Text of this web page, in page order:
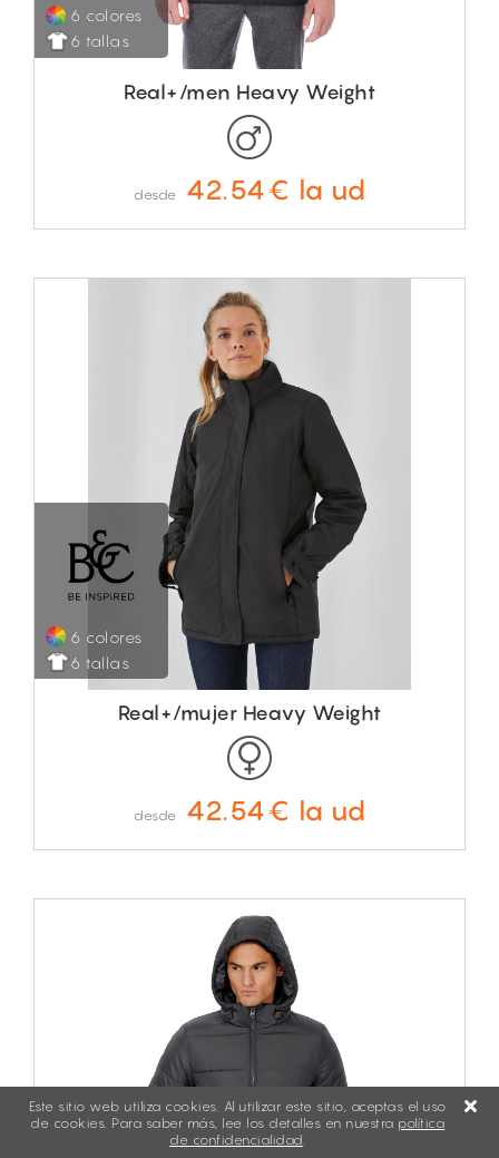
Este sitio web utiliza cookies. Al utilizar este sitio, aceptas el uso
de cookies. Para saber más, lee los detalles en nuestra política
de confidencialidad.
6 colores
6 tallas
Real+/men Heavy Weight
desde 42.54€ la ud
6 colores
6 tallas
Real+/mujer Heavy Weight
desde 42.54€ la ud